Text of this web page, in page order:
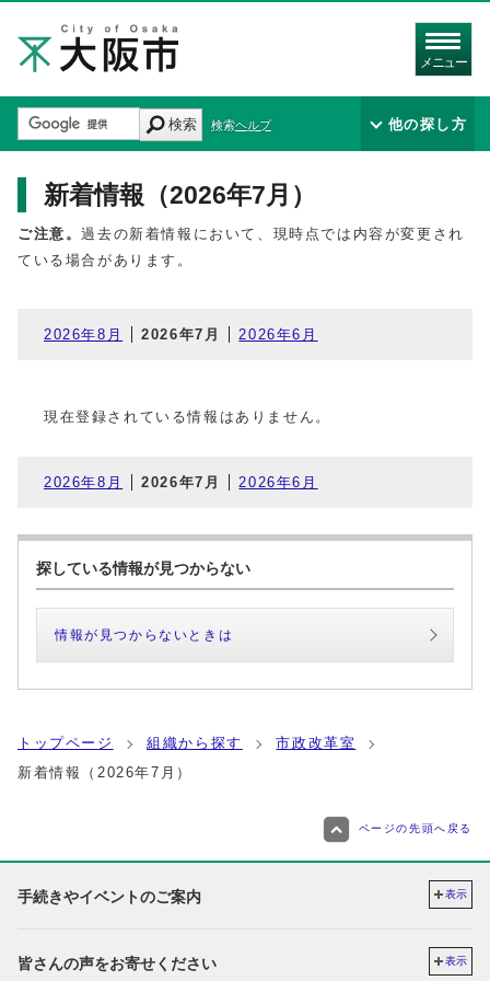
メニュー
検索 検索ヘルプ 他の探し方
新着情報（2026年7月）
ご注意。過去の新着情報において、現時点では内容が変更され
ている場合があります。
2026年8月 2026年7月 2026年6月
現在登録されている情報はありません。
2026年8月 2026年7月 2026年6月
探している情報が見つからない
情報が見つからないときは
トップページ 組織から探す
市政改革室
新着情報（2026年7月）
ページの先頭へ戻る
手続きやイベントのご案内 表示
皆さんの声をお寄せください 表示